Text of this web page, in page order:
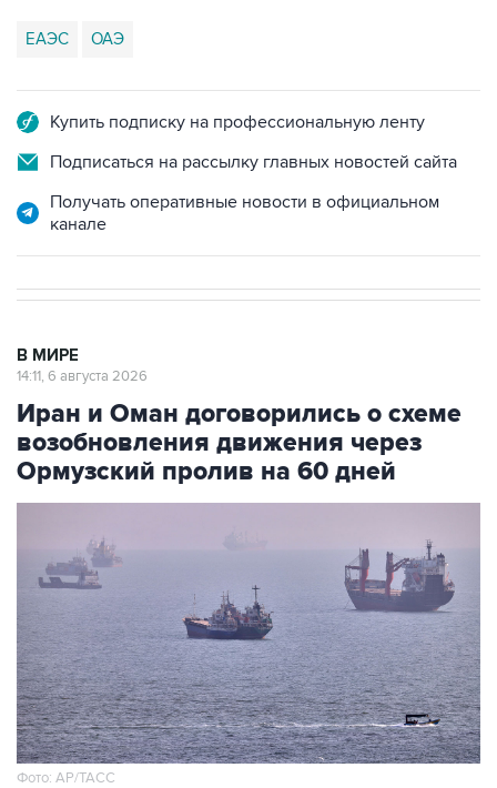
ЕАЭС ОАЭ
Купить подписку на профессиональную ленту
Подписаться на рассылку главных новостей сайта
Получать оперативные новости в официальном
канале
В МИРЕ
14:11, 6 августа 2026
Иран и Оман договорились о схеме
возобновления движения через
Ормузский пролив на 60 дней
Фото: AP/ТАСС